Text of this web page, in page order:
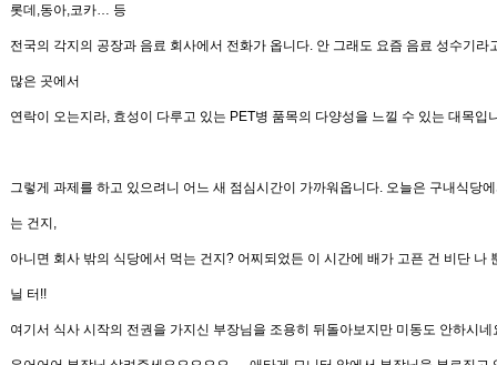
롯데,동아,코카… 등
전국의 각지의 공장과 음료 회사에서 전화가 옵니다. 안 그래도 요즘 음료 성수기라
많은 곳에서
연락이 오는지라, 효성이 다루고 있는 PET병 품목의 다양성을 느낄 수 있는 대목입
그렇게 과제를 하고 있으려니 어느 새 점심시간이 가까워옵니다. 오늘은 구내식당
는 건지 ,
아니면 회사 밖의 식당에서 먹는 건지 ? 어찌되었든 이 시간에 배가 고픈 건 비단 나
닐 터 !!
여기서 식사 시작의 전권을 가지신 부장님을 조용히 뒤돌아보지만 미동도 안하시네